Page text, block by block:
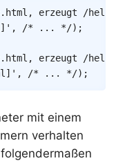
erzeugt /hello
, /* ... */) ;
erzeugt /
, /* ... */) ;
Copy
mit einem
verhalten